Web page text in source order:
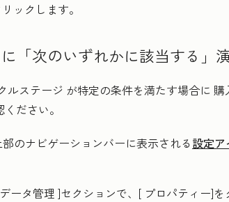
ックします。
「次のいずれかに該当する」
ルステージ が特定の条件を満たす場合に 購
ださい。
のナビゲーションバーに表示される設定ア
データ管理 ]セクションで、[ プロパティー]を